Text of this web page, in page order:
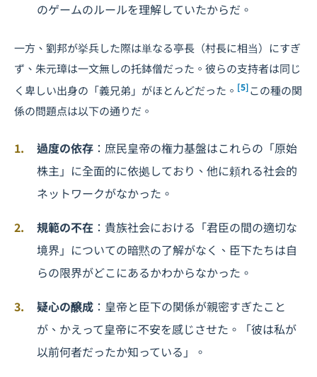
のゲームのルールを理解していたからだ。
一方、劉邦が挙兵した際は単なる亭長（村長に相当）にすぎ
ず、朱元璋は一文無しの托鉢僧だった。彼らの支持者は同じ
く卑しい出身の「義兄弟」がほとんどだった。 [5]この種の関
係の問題点は以下の通りだ。
過度の依存 ：庶民皇帝の権力基盤はこれらの「原始
株主」に全面的に依拠しており、他に頼れる社会的
ネットワークがなかった。
規範の不在 ：貴族社会における「君臣の間の適切な
境界」についての暗黙の了解がなく、臣下たちは自
らの限界がどこにあるかわからなかった。
疑心の醸成 ：皇帝と臣下の関係が親密すぎたこと
が、かえって皇帝に不安を感じさせた。「彼は私が
以前何者だったか知っている」。